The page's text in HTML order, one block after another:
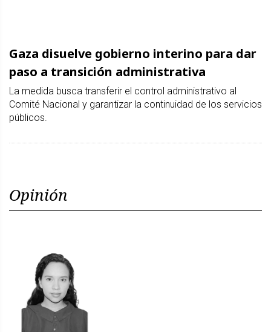
Gaza disuelve gobierno interino para dar
paso a transición administrativa
La medida busca transferir el control administrativo al
Comité Nacional y garantizar la continuidad de los servicios
públicos.
Opinión